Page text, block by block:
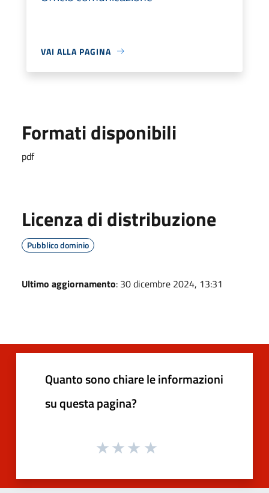
VAI ALLA PAGINA
Formati disponibili
pdf
Licenza di distribuzione
Pubblico dominio
Ultimo aggiornamento: 30 dicembre 2024, 13:31
Quanto sono chiare le informazioni
su questa pagina?